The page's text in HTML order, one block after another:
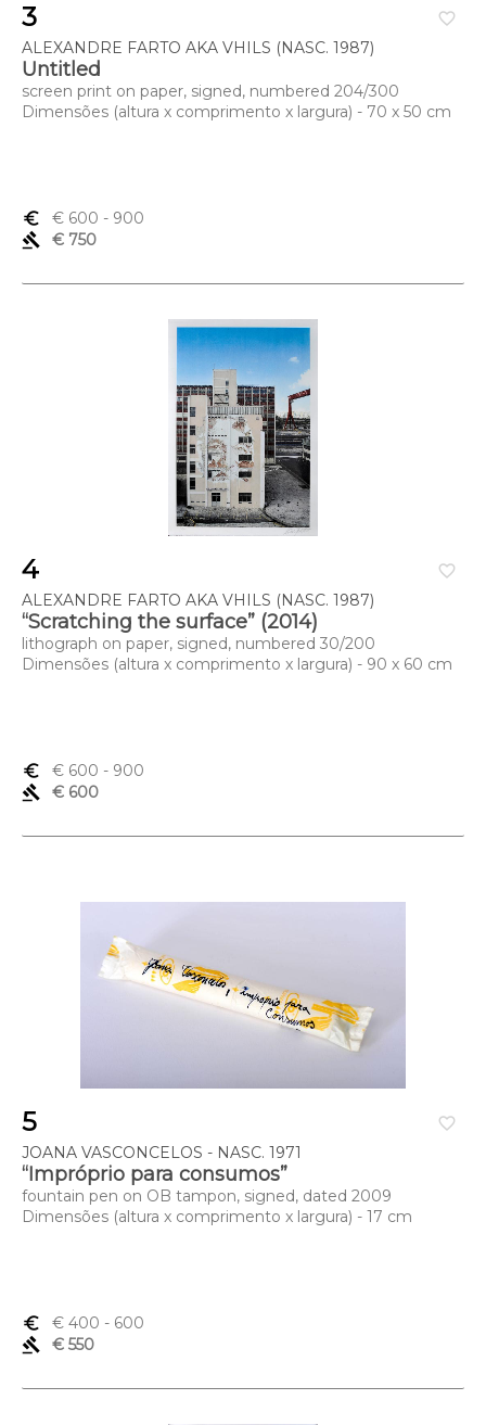
favorite_border
3
ALEXANDRE FARTO AKA VHILS (NASC. 1987)
Untitled
screen print on paper, signed, numbered 204/300
Dimensões (altura x comprimento x largura) - 70 x 50 cm
euro_symbol € 600 - 900
gavel
€ 750
favorite_border
4
ALEXANDRE FARTO AKA VHILS (NASC. 1987)
“Scratching the surface” (2014)
lithograph on paper, signed, numbered 30/200
Dimensões (altura x comprimento x largura) - 90 x 60 cm
euro_symbol € 600 - 900
gavel
€ 600
favorite_border
5
JOANA VASCONCELOS - NASC. 1971
“Impróprio para consumos”
fountain pen on OB tampon, signed, dated 2009
Dimensões (altura x comprimento x largura) - 17 cm
euro_symbol € 400 - 600
gavel
€ 550